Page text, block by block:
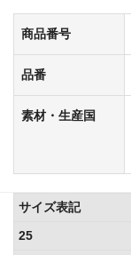
商品番号
品番
素材・生産国
サイズ表記
25